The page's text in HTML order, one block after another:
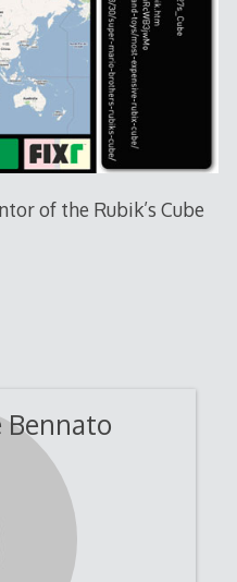
of the Rubik’s Cube
Bennato